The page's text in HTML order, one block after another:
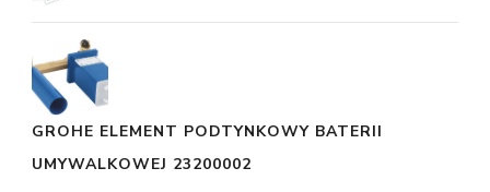
GROHE ELEMENT PODTYNKOWY BATERII
UMYWALKOWEJ 23200002